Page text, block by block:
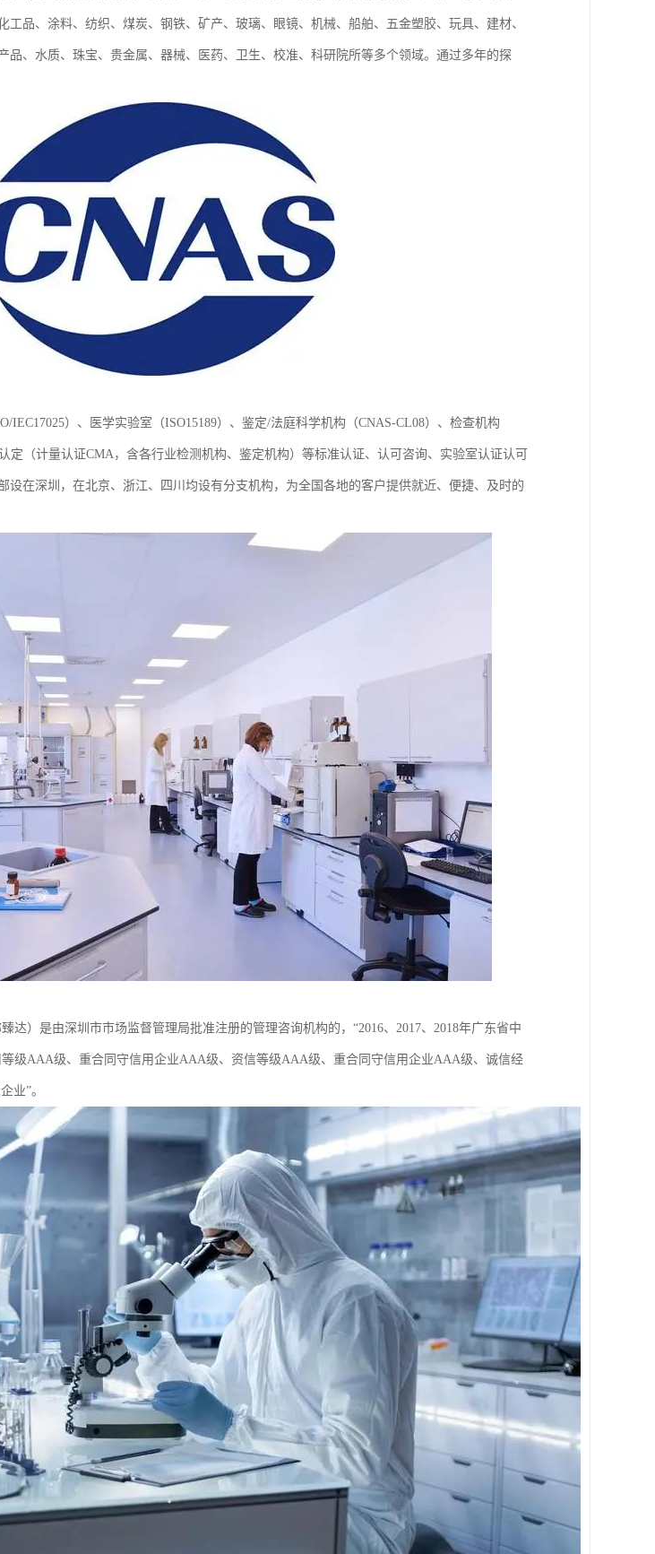
品、涂料、纺织、煤炭、钢铁、矿产、玻璃、眼镜、机械、船舶、五金塑胶、玩具、建材、
品、水质、珠宝、贵金属、器械、医药、卫生、校准、科研院所等多个领域。通过多年的探
IEC17025）、医学实验室（ISO15189）、鉴定/法庭科学机构（CNAS-CL08）、检查机构
定（计量认证CMA，含各行业检测机构、鉴定机构）等标准认证、认可咨询、实验室认证认可
设在深圳，在北京、浙江、四川均设有分支机构，为全国各地的客户提供就近、便捷、及时的
达）是由深圳市市场监督管理局批准注册的管理咨询机构的，“2016、2017、2018年广东省中
等级AAA级、重合同守信用企业AAA级、资信等级AAA级、重合同守信用企业AAA级、诚信经
业”。